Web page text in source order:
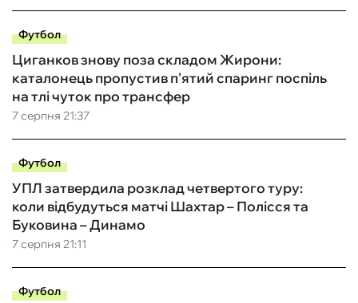
Футбол
7 серпня 21:37
Циганков знову поза складом Жирони:
каталонець пропустив п'ятий спаринг поспіль
на тлі чуток про трансфер
Футбол
7 серпня 21:11
УПЛ затвердила розклад четвертого туру:
коли відбудуться матчі Шахтар – Полісся та
Буковина – Динамо
Футбол